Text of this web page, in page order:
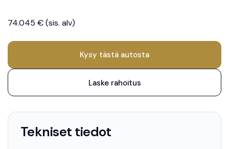
74.045 € (sis. alv)
Kysy tästä autosta
Laske rahoitus
Tekniset tiedot